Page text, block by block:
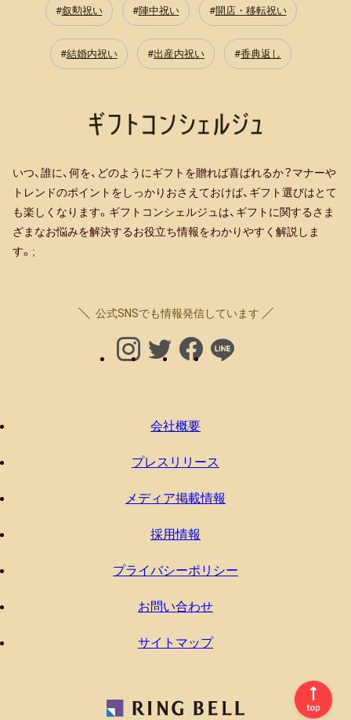
叙勲祝い 陣中祝い 開店・移転祝い
結婚内祝い 出産内祝い 香典返し
いつ、誰に、何を、どのようにギフトを贈れば喜ばれるか？マナーや
トレンドのポイントをしっかりおさえておけば、ギフト選びはとて
も楽しくなります。ギフトコンシェルジュは、ギフトに関するさま
ざまなお悩みを解決するお役立ち情報をわかりやすく解説しま
す。;
公式SNSでも情報発信しています
会社概要
プレスリリース
メディア掲載情報
採用情報
プライバシーポリシー
お問い合わせ
サイトマップ